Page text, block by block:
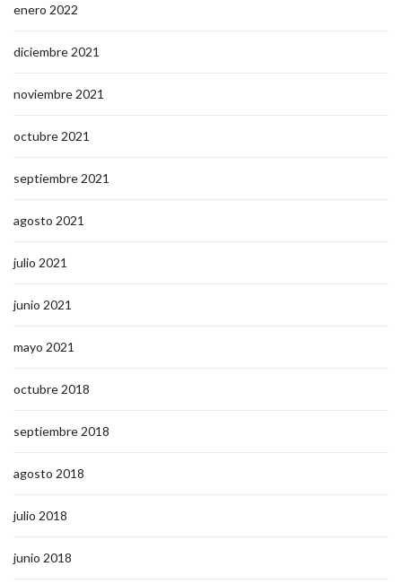
enero 2022
diciembre 2021
noviembre 2021
octubre 2021
septiembre 2021
agosto 2021
julio 2021
junio 2021
mayo 2021
octubre 2018
septiembre 2018
agosto 2018
julio 2018
junio 2018